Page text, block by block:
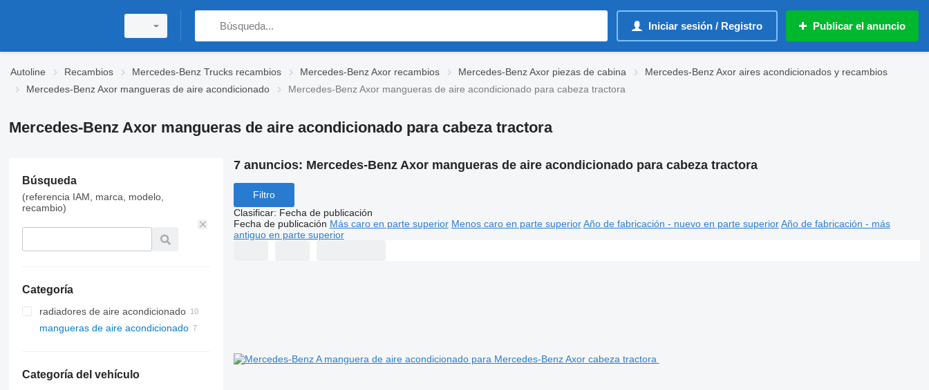
Iniciar sesión / Registro Publicar el anuncio
Autoline Recambios Mercedes-Benz Trucks recambios Mercedes-Benz Axor recambios Mercedes-Benz Axor piezas de cabina
Mercedes-Benz Axor aires acondicionados y recambios
Mercedes-Benz Axor mangueras de aire acondicionado
Mercedes-Benz Axor mangueras de aire acondicionado para cabeza tractora
Mercedes-Benz Axor mangueras de aire acondicionado para cabeza tractora
Búsqueda
(referencia IAM, marca, modelo,
recambio)
Categoría
radiadores de aire acondicionado
mangueras de aire acondicionado
Categoría del vehículo
7 anuncios: Mercedes-Benz Axor mangueras de aire acondicionado para cabeza tractora
Filtro
Clasificar: Fecha de publicación
Fecha de publicación Más caro en parte superior Menos caro en parte superior Año de fabricación - nuevo en parte superior Año de fabricación - más
antiguo en parte superior